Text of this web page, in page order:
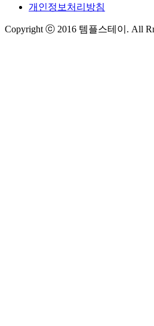
개인정보처리방침
Copyright ⓒ 2016 템플스테이. All